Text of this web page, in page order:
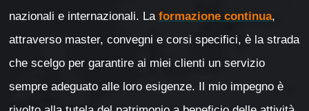
nazionali e internazionali. La formazione continua,
attraverso master, convegni e corsi specifici, è la strada
che scelgo per garantire ai miei clienti un servizio
sempre adeguato alle loro esigenze. Il mio impegno è